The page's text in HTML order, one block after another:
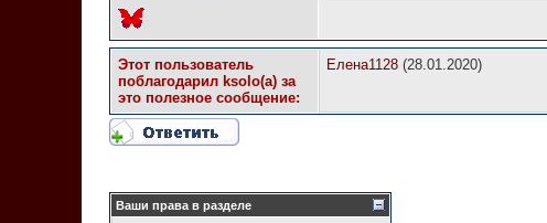
Этот пользователь
поблагодарил ksolo(а) за
это полезное сообщение:
Елена1128 (28.01.2020)
Ваши права в разделе